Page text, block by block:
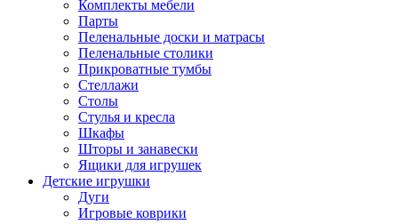
Комплекты мебели
Парты
Пеленальные доски и матрасы
Пеленальные столики
Прикроватные тумбы
Стеллажи
Столы
Стулья и кресла
Шкафы
Шторы и занавески
Ящики для игрушек
Детские игрушки
Дуги
Игровые коврики